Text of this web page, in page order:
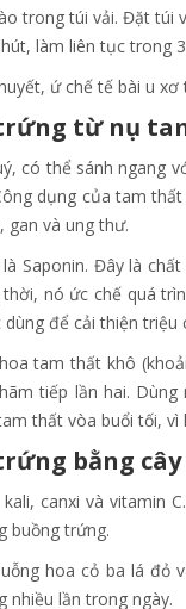
trong túi vải. Đặt
làm liên tục trong
ứ chế tế bài u
từ nụ
có thể sánh ngang
dụng của tam
gan và ung thư.
Saponin. Đây là
nó ức chế quá
để cải thiện triệu
tam thất khô
tiếp lần hai.
thất vòa buổi tối,
bằng cây
canxi và vitamin
buồng trứng.
hoa cỏ ba lá đỏ
nhiều lần trong ngày.